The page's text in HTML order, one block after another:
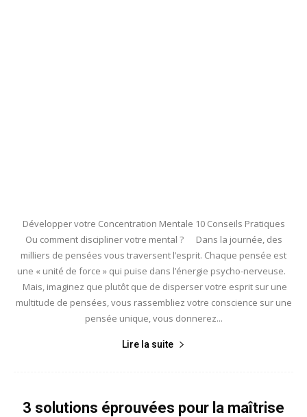
Développer votre Concentration Mentale 10 Conseils Pratiques
Ou comment discipliner votre mental ? Dans la journée, des
milliers de pensées vous traversent l’esprit. Chaque pensée est
une « unité de force » qui puise dans l’énergie psycho-nerveuse.
Mais, imaginez que plutôt que de disperser votre esprit sur une
multitude de pensées, vous rassembliez votre conscience sur une
pensée unique, vous donnerez...
Lire la suite
3 solutions éprouvées pour la maîtrise